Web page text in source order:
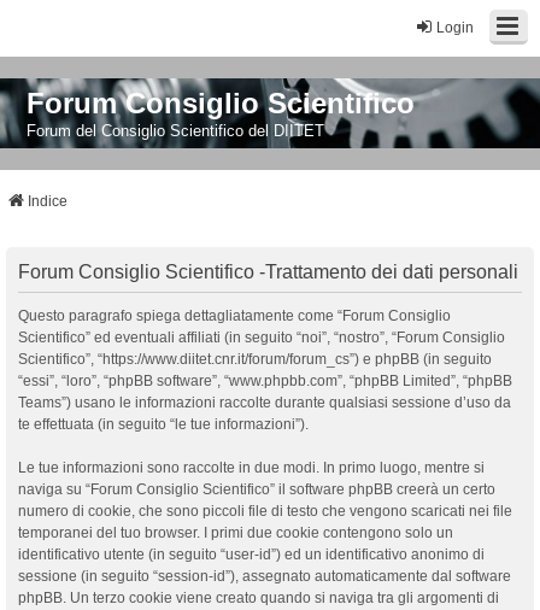
Login
Forum Consiglio Scientifico
Forum del Consiglio Scientifico del DIITET
Indice
Forum Consiglio Scientifico -Trattamento dei dati personali
Questo paragrafo spiega dettagliatamente come “Forum Consiglio
Scientifico” ed eventuali affiliati (in seguito “noi”, “nostro”, “Forum Consiglio
Scientifico”, “https://www.diitet.cnr.it/forum/forum_cs”) e phpBB (in seguito
“essi”, “loro”, “phpBB software”, “www.phpbb.com”, “phpBB Limited”, “phpBB
Teams”) usano le informazioni raccolte durante qualsiasi sessione d’uso da
te effettuata (in seguito “le tue informazioni”).
Le tue informazioni sono raccolte in due modi. In primo luogo, mentre si
naviga su “Forum Consiglio Scientifico” il software phpBB creerà un certo
numero di cookie, che sono piccoli file di testo che vengono scaricati nei file
temporanei del tuo browser. I primi due cookie contengono solo un
identificativo utente (in seguito “user-id”) ed un identificativo anonimo di
sessione (in seguito “session-id”), assegnato automaticamente dal software
phpBB. Un terzo cookie viene creato quando si naviga tra gli argomenti di